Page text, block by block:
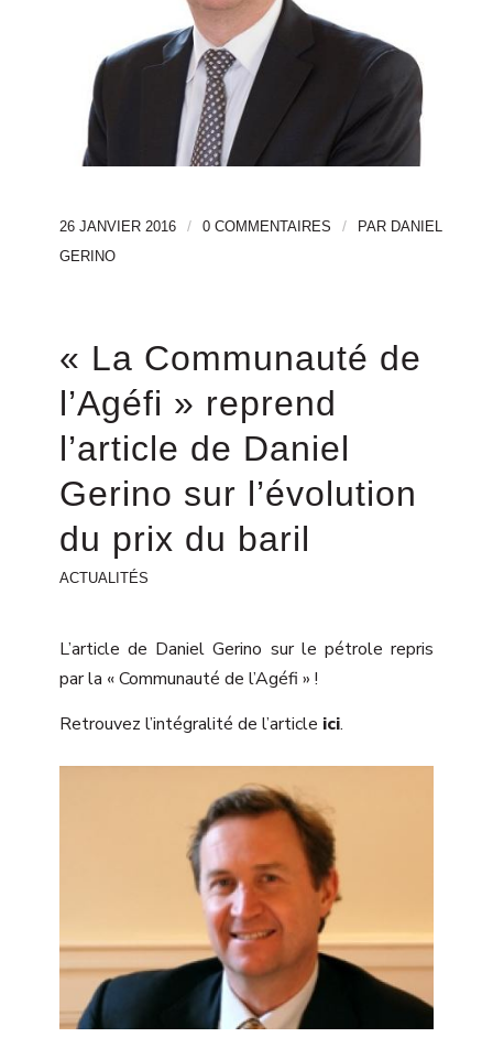
26 JANVIER 2016 / 0 COMMENTAIRES / PAR DANIEL
GERINO
« La Communauté de
l’Agéfi » reprend
l’article de Daniel
Gerino sur l’évolution
du prix du baril
ACTUALITÉS
L’article de Daniel Gerino sur le pétrole repris
par la « Communauté de l’Agéfi » !
Retrouvez l’intégralité de l’article ici.